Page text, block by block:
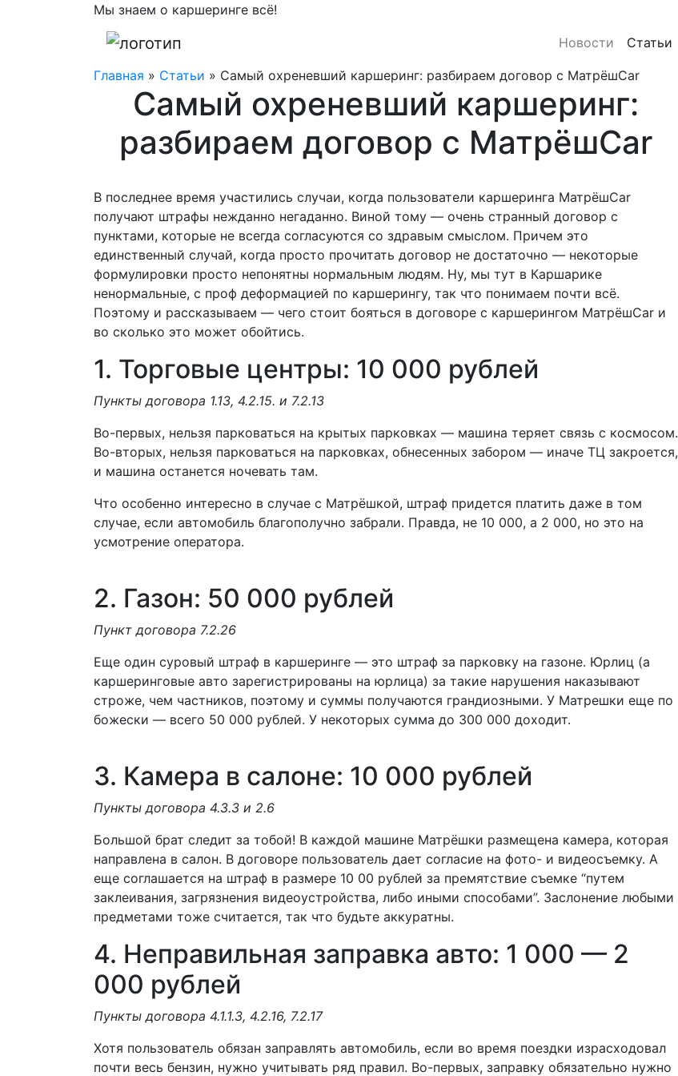
Мы знаем о каршеринге всё!
Новости Статьи
Главная » Статьи » Самый охреневший каршеринг: разбираем договор с МатрёшCar
Самый охреневший каршеринг:
разбираем договор с МатрёшCar
В последнее время участились случаи, когда пользователи каршеринга МатрёшCar
получают штрафы нежданно негаданно. Виной тому — очень странный договор с
пунктами, которые не всегда согласуются со здравым смыслом. Причем это
единственный случай, когда просто прочитать договор не достаточно — некоторые
формулировки просто непонятны нормальным людям. Ну, мы тут в Каршарике
ненормальные, с проф деформацией по каршерингу, так что понимаем почти всё.
Поэтому и рассказываем — чего стоит бояться в договоре с каршерингом МатрёшCar и
во сколько это может обойтись.
1. Торговые центры: 10 000 рублей
Пункты договора 1.13, 4.2.15. и 7.2.13
Во-первых, нельзя парковаться на крытых парковках — машина теряет связь с космосом.
Во-вторых, нельзя парковаться на парковках, обнесенных забором — иначе ТЦ закроется,
и машина останется ночевать там.
Что особенно интересно в случае с Матрёшкой, штраф придется платить даже в том
случае, если автомобиль благополучно забрали. Правда, не 10 000, а 2 000, но это на
усмотрение оператора.
2. Газон: 50 000 рублей
Пункт договора 7.2.26
Еще один суровый штраф в каршеринге — это штраф за парковку на газоне. Юрлиц (а
каршеринговые авто зарегистрированы на юрлица) за такие нарушения наказывают
строже, чем частников, поэтому и суммы получаются грандиозными. У Матрешки еще по
божески — всего 50 000 рублей. У некоторых сумма до 300 000 доходит.
3. Камера в салоне: 10 000 рублей
Пункты договора 4.3.3 и 2.6
Большой брат следит за тобой! В каждой машине Матрёшки размещена камера, которая
направлена в салон. В договоре пользователь дает согласие на фото- и видеосъемку. А
еще соглашается на штраф в размере 10 00 рублей за премятствие съемке “путем
заклеивания, загрязнения видеоустройства, либо иными способами”. Заслонение любыми
предметами тоже считается, так что будьте аккуратны.
4. Неправильная заправка авто: 1 000 — 2
000 рублей
Пункты договора 4.1.1.3, 4.2.16, 7.2.17
Хотя пользователь обязан заправлять автомобиль, если во время поездки израсходовал
почти весь бензин, нужно учитывать ряд правил. Во-первых, заправку обязательно нужно